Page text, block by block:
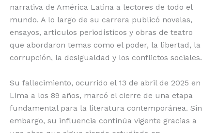
narrativa de América Latina a lectores de todo el
mundo. A lo largo de su carrera publicó novelas,
ensayos, artículos periodísticos y obras de teatro
que abordaron temas como el poder, la libertad, la
corrupción, la desigualdad y los conflictos sociales.
Su fallecimiento, ocurrido el 13 de abril de 2025 en
Lima a los 89 años, marcó el cierre de una etapa
fundamental para la literatura contemporánea. Sin
embargo, su influencia continúa vigente gracias a